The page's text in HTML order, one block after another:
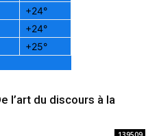
+24°
+24°
+25°
l’art du discours à la